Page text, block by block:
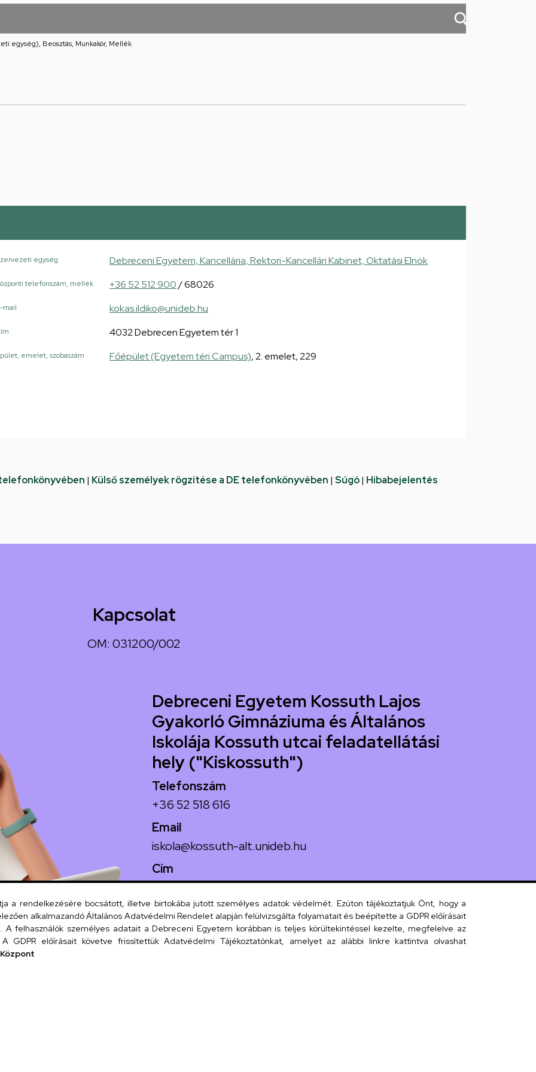
egység), Beosztás, Munkakör, Mellék
egység Debreceni Egyetem, Kancellária, Rektori-Kancellári Kabinet, Oktatási Elnök
telefonszám, mellék +36 52 512 900/ 68026
mail kokas.ildiko@unideb.hu
4032 Debrecen Egyetem tér 1
emelet, szobaszám Főépület (Egyetem téri Campus), 2. emelet, 229
| Külső személyek rögzítése a DE telefonkönyvében | Súgó| Hibabejelentés
Kapcsolat
OM: 031200/002
Debreceni Egyetem Kossuth Lajos
Gyakorló Gimnáziuma és Általános
Iskolája Kossuth utcai feladatellátási
hely ("Kiskossuth")
Telefonszám
+36 52 518 616
Email
iskola@kossuth-alt.unideb.hu
Cím
4024 Debrecen, Kossuth utca 33.
Szervezeti telefonkönyv
a rendelkezésére bocsátott, illetve birtokába jutott személyes adatok védelmét. Ezúton tájékoztatjuk Önt, hogy a
alkalmazandó Általános Adatvédelmi Rendelet alapján felülvizsgálta folyamatait és beépítette a GDPR előírásait
felhasználók személyes adatait a Debreceni Egyetem korábban is teljes körültekintéssel kezelte, megfelelve az
GDPR előírásait követve frissítettük Adatvédelmi Tájékoztatónkat, amelyet az alábbi linkre kattintva olvashat
Központ